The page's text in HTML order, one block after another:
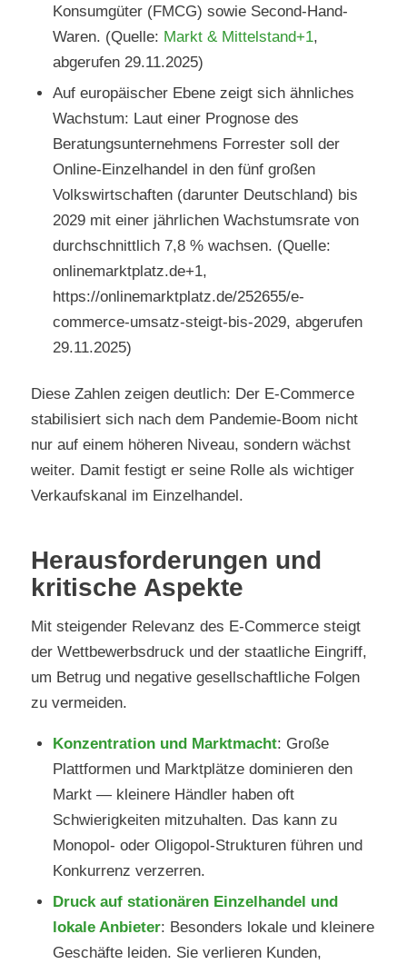
Konsumgüter (FMCG) sowie Second-Hand-
Waren. (Quelle: Markt & Mittelstand+1,
abgerufen 29.11.2025)
Auf europäischer Ebene zeigt sich ähnliches
Wachstum: Laut einer Prognose des
Beratungsunternehmens Forrester soll der
Online-Einzelhandel in den fünf großen
Volkswirtschaften (darunter Deutschland) bis
2029 mit einer jährlichen Wachstumsrate von
durchschnittlich 7,8 % wachsen. (Quelle:
onlinemarktplatz.de+1,
https://onlinemarktplatz.de/252655/e-
commerce-umsatz-steigt-bis-2029, abgerufen
29.11.2025)
Diese Zahlen zeigen deutlich: Der E-Commerce
stabilisiert sich nach dem Pandemie-Boom nicht
nur auf einem höheren Niveau, sondern wächst
weiter. Damit festigt er seine Rolle als wichtiger
Verkaufskanal im Einzelhandel.
Herausforderungen und
kritische Aspekte
Mit steigender Relevanz des E-Commerce steigt
der Wettbewerbsdruck und der staatliche Eingriff,
um Betrug und negative gesellschaftliche Folgen
zu vermeiden.
Konzentration und Marktmacht: Große
Plattformen und Marktplätze dominieren den
Markt — kleinere Händler haben oft
Schwierigkeiten mitzuhalten. Das kann zu
Monopol- oder Oligopol-Strukturen führen und
Konkurrenz verzerren.
Druck auf stationären Einzelhandel und
lokale Anbieter: Besonders lokale und kleinere
Geschäfte leiden. Sie verlieren Kunden,